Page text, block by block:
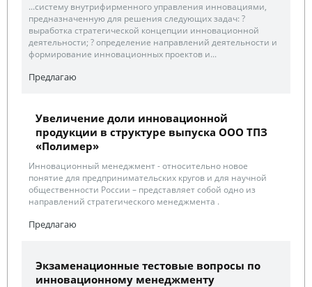
...систему внутрифирменного управления инновациями,
предназначенную для решения следующих задач: ?
выработка стратегической концепции инновационной
деятельности; ? определение направлений деятельности и
формирование инновационных проектов и...
Предлагаю
Увеличение доли инновационной
продукции в структуре выпуска ООО ТПЗ
«Полимер»
Инновационный менеджмент - относительно новое
понятие для предпринимательских кругов и для научной
общественности России – представляет собой одно из
направлений стратегического менеджмента .
Предлагаю
Экзаменационные тестовые вопросы по
инновационному менеджменту